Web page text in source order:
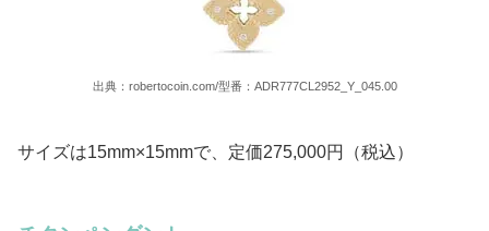
出典：robertocoin.com/型番：ADR777CL2952_Y_045.00
サイズは15mm×15mmで、定価275,000円（税込）